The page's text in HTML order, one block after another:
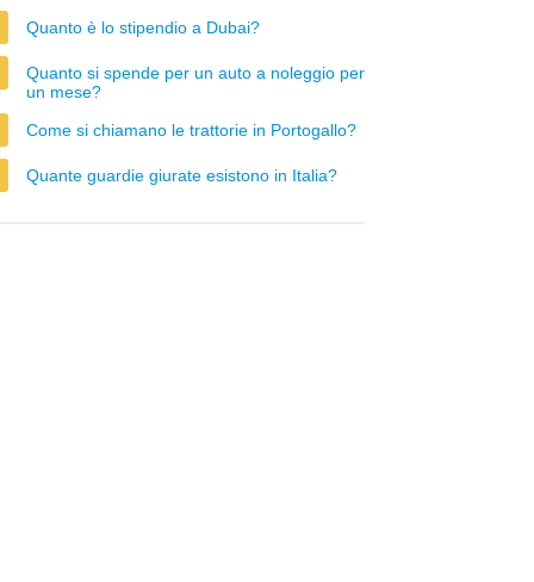
Quanto è lo stipendio a Dubai?
Quanto si spende per un auto a noleggio per
un mese?
Come si chiamano le trattorie in Portogallo?
Quante guardie giurate esistono in Italia?